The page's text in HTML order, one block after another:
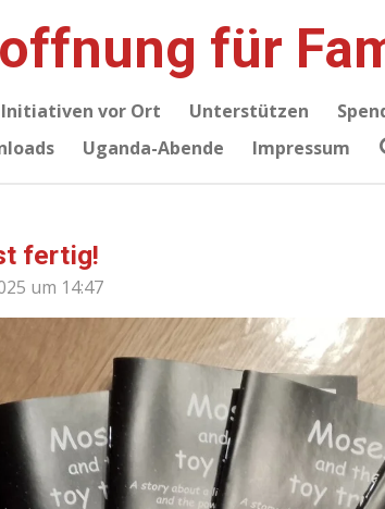
für
Initiativen vor Ort Unterstützen
Uganda-Abende Impressum
fertig!
um 14:47